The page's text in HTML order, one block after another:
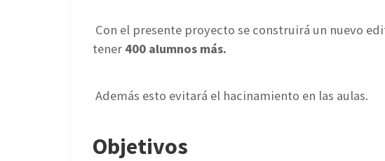
Con el presente proyecto se construirá un nuevo
tener 400 alumnos más.
Además esto evitará el hacinamiento en las aulas.
Objetivos